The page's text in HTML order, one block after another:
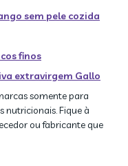
sem pele cozida
finos
extravirgem Gallo
somente para
nutricionais. Fique à
ou fabricante que